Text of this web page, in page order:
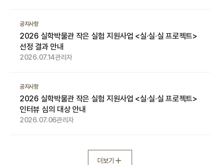
공지사항
2026 실학박물관 작은 실험 지원사업 <실·실·실 프로젝트>
선정 결과 안내
2026.07.14관리자
공지사항
2026 실학박물관 작은 실험 지원사업 <실·실·실 프로젝트>
인터뷰 심의 대상 안내
2026.07.06관리자
더보기